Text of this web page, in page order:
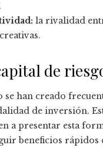
la rivalidad
de
han creado
de inversión.
a presentar esta
beneficios